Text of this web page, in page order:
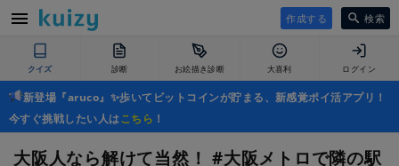
作成する 検索
クイズ 診断 お絵描き診断 大喜利 ログイン
新登場『aruco』✨歩いてビットコインが貯まる、新感覚ポイ活アプリ！
今すぐ挑戦したい人はこちら ！
大阪人なら解けて当然！ #大阪メトロで隣の駅